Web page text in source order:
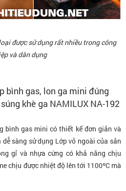
được sử dụng rất nhiều trong công
và dân dụng
bình gas, lon ga mini đúng
khè ga NAMILUX NA-192
bình gas mini có thiết kế đơn giản và
sàng sử dụng Lớp vỏ ngoài của sản
gỉ và nhựa cứng có khả năng chịu
chịu được nhiệt độ lên tới 1100ºC mà